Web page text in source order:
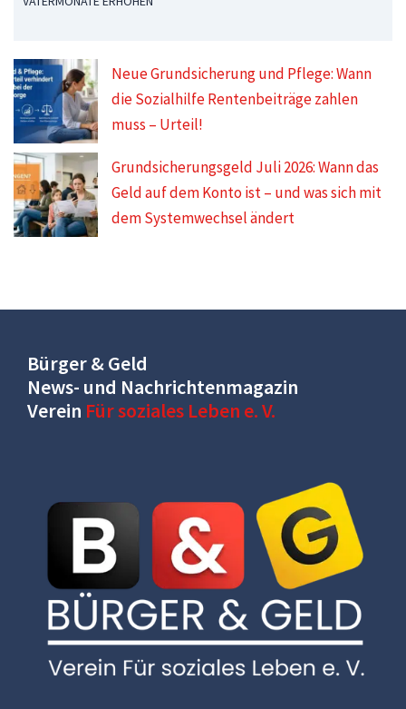
Neue Grundsicherung und Pflege: Wann
die Sozialhilfe Rentenbeiträge zahlen
muss – Urteil!
Grundsicherungsgeld Juli 2026: Wann das
Geld auf dem Konto ist – und was sich mit
dem Systemwechsel ändert
Bürger & Geld
News- und Nachrichtenmagazin
Verein Für soziales Leben e. V.